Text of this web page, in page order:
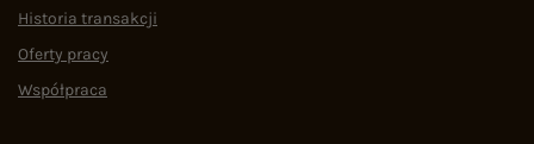
Historia transakcji
Oferty pracy
Współpraca